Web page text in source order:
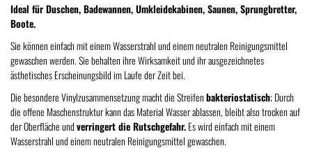
Ideal für Duschen, Badewannen, Umkleidekabinen, Saunen, Sprungbretter,
Boote.
Sie können einfach mit einem Wasserstrahl und einem neutralen Reinigungsmittel
gewaschen werden. Sie behalten ihre Wirksamkeit und ihr ausgezeichnetes
ästhetisches Erscheinungsbild im Laufe der Zeit bei.
Die besondere Vinylzusammensetzung macht die Streifenbakteriostatisch; Durch
die offene Maschenstruktur kann das Material Wasser ablassen, bleibt also trocken auf
der Oberfläche undverringert die Rutschgefahr.Es wird einfach mit einem
Wasserstrahl und einem neutralen Reinigungsmittel gewaschen.